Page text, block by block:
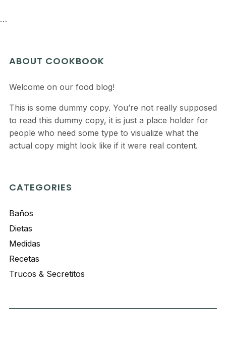
…
ABOUT COOKBOOK
Welcome on our food blog!
This is some dummy copy. You’re not really supposed
to read this dummy copy, it is just a place holder for
people who need some type to visualize what the
actual copy might look like if it were real content.
CATEGORIES
Baños
Dietas
Medidas
Recetas
Trucos & Secretitos